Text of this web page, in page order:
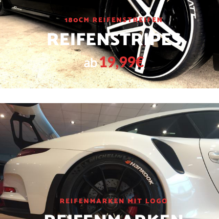
180CM REIFENSTREIFEN
REIFENSTRIPES
ab19,99€
REIFENMARKEN MIT LOGO